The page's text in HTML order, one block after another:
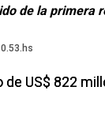
de la primera